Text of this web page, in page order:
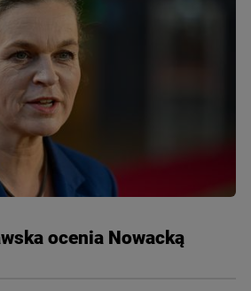
ocenia Nowacką